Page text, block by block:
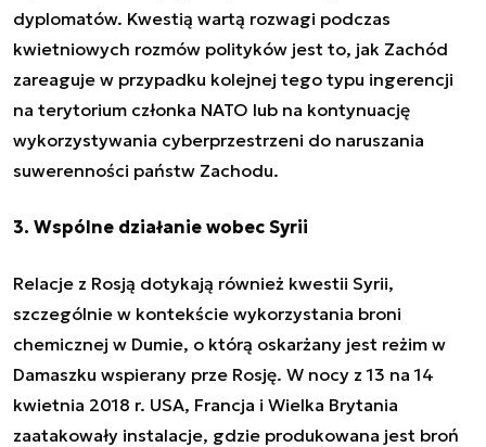
dyplomatów. Kwestią wartą rozwagi podczas
kwietniowych rozmów polityków jest to, jak Zachód
zareaguje w przypadku kolejnej tego typu ingerencji
na terytorium członka NATO lub na kontynuację
wykorzystywania cyberprzestrzeni do naruszania
suwerenności państw Zachodu.
3. Wspólne działanie wobec Syrii
Relacje z Rosją dotykają również kwestii Syrii,
szczególnie w kontekście wykorzystania broni
chemicznej w Dumie, o którą oskarżany jest reżim w
Damaszku wspierany prze Rosję. W nocy z 13 na 14
kwietnia 2018 r. USA, Francja i Wielka Brytania
zaatakowały instalacje, gdzie produkowana jest broń